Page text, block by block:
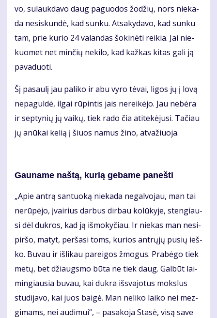
vo, su­lauk­da­vo daug pa­guo­dos žo­džių, nors nie­ka­
da ne­si­skun­dė, kad sun­ku. At­sa­ky­da­vo, kad sun­ku
tam, prie ku­rio 24 va­lan­das šo­ki­nė­ti rei­kia. Jai nie­
kuo­met net min­čių ne­ki­lo, kad kaž­kas ki­tas ga­li ją
pa­va­duo­ti.
Šį pa­sau­lį jau pa­li­ko ir abu vy­ro tė­vai, li­gos jų į lo­vą
ne­pa­gul­dė, il­gai rū­pin­tis jais ne­rei­kė­jo. Jau ne­bė­ra
ir sep­ty­nių jų vai­kų, tiek ra­do čia ati­te­kė­ju­si. Ta­čiau
jų anū­kai ke­lią į šiuos na­mus ži­no, at­va­žiuo­ja.
Gau­na­me naš­tą, ku­rią ge­ba­me pa­neš­ti
„Apie an­trą san­tuo­ką nie­ka­da ne­gal­vo­jau, man tai
ne­rū­pė­jo, įvai­rius dar­bus dir­bau ko­lū­ky­je, sten­giau­
si dėl duk­ros, kad ją iš­mo­ky­čiau. Ir nie­kas man ne­si­
pir­šo, ma­tyt, per­ša­si toms, ku­rios ant­rų­jų pu­sių ieš­
ko. Bu­vau ir iš­li­kau pa­rei­gos žmo­gus. Pra­bė­go tiek
me­tų, bet džiaugs­mo bū­ta ne tiek daug. Gal­būt lai­
min­giau­sia bu­vau, kai duk­ra iš­sva­jo­tus moks­lus
stu­di­ja­vo, kai juos bai­gė. Man ne­li­ko lai­ko nei mez­
gi­mams, nei au­di­mui“, – pa­sa­ko­ja Sta­sė, vi­są sa­ve